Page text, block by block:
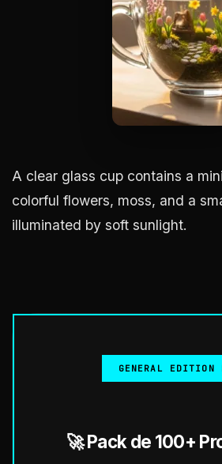
A clear glass cup contains a
colorful flowers, moss, and a
illuminated by soft sunlight.
GENERAL EDITION
🚀 Pack de 100+